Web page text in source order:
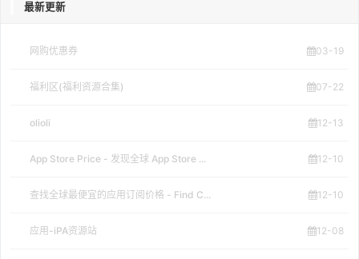
最新更新
网购优惠券 03-19
福利区(福利资源合集) 07-22
olioli 12-13
App Store Price - 发现全球 App Store ... 12-10
查找全球最便宜的应用订阅价格 - Find C... 12-10
应用-iPA资源站 12-08